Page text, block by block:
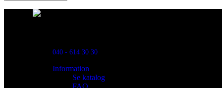
040 - 614 30 30
Information
Se katalog
FAQ